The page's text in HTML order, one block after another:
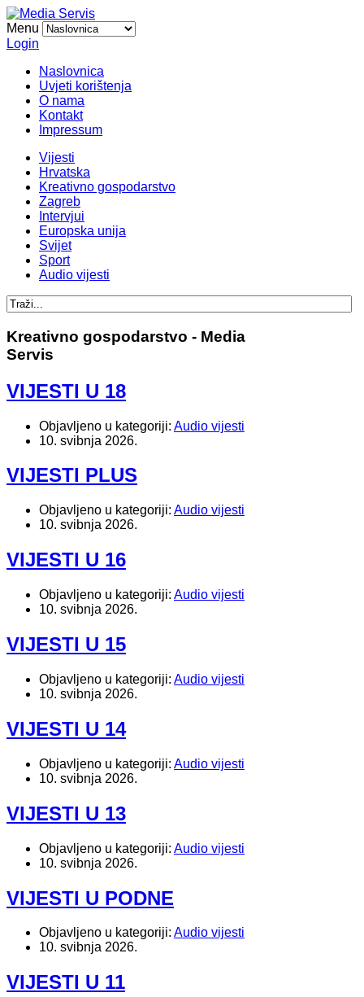
Menu
Login
Naslovnica
Uvjeti korištenja
O nama
Kontakt
Impressum
Vijesti
Hrvatska
Kreativno gospodarstvo
Zagreb
Intervjui
Europska unija
Svijet
Sport
Audio vijesti
Kreativno gospodarstvo - Media
Servis
VIJESTI U 18
Objavljeno u kategoriji: Audio vijesti
10. svibnja 2026.
VIJESTI PLUS
Objavljeno u kategoriji: Audio vijesti
10. svibnja 2026.
VIJESTI U 16
Objavljeno u kategoriji: Audio vijesti
10. svibnja 2026.
VIJESTI U 15
Objavljeno u kategoriji: Audio vijesti
10. svibnja 2026.
VIJESTI U 14
Objavljeno u kategoriji: Audio vijesti
10. svibnja 2026.
VIJESTI U 13
Objavljeno u kategoriji: Audio vijesti
10. svibnja 2026.
VIJESTI U PODNE
Objavljeno u kategoriji: Audio vijesti
10. svibnja 2026.
VIJESTI U 11